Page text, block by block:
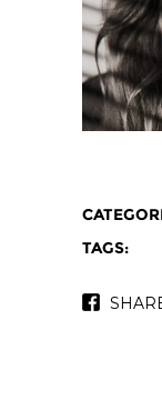
TAGS: